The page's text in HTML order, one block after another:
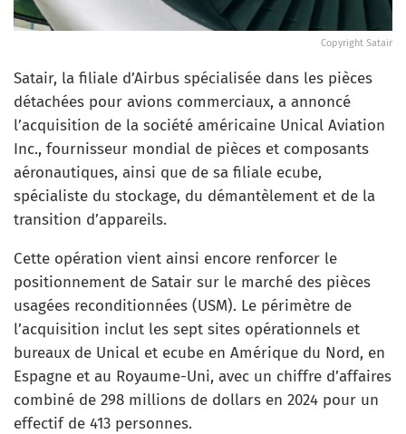
Copyright Satair
Satair, la filiale d’Airbus spécialisée dans les pièces
détachées pour avions commerciaux, a annoncé
l’acquisition de la société américaine Unical Aviation
Inc., fournisseur mondial de pièces et composants
aéronautiques, ainsi que de sa filiale ecube,
spécialiste du stockage, du démantèlement et de la
transition d’appareils.
Cette opération vient ainsi encore renforcer le
positionnement de Satair sur le marché des pièces
usagées reconditionnées (USM). Le périmètre de
l’acquisition inclut les sept sites opérationnels et
bureaux de Unical et ecube en Amérique du Nord, en
Espagne et au Royaume-Uni, avec un chiffre d’affaires
combiné de 298 millions de dollars en 2024 pour un
effectif de 413 personnes.